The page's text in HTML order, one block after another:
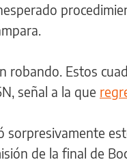
robando. Estos
señal a la que
sorpresivamente
de la final de